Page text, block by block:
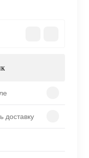
доставку